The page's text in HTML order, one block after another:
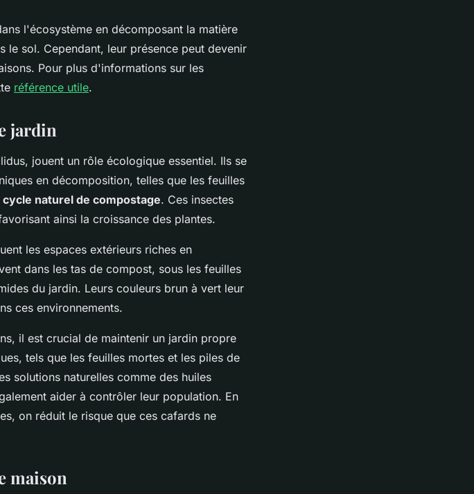
l'écosystème en décomposant la matière
le sol. Cependant, leur présence peut devenir
Pour plus d'informations sur les
référence utile.
jardin
jouent un rôle écologique essentiel. Ils se
en décomposition, telles que les feuilles
cycle naturel de compostage. Ces insectes
ainsi la croissance des plantes.
les espaces extérieurs riches en
dans les tas de compost, sous les feuilles
du jardin. Leurs couleurs brun à vert leur
ces environnements.
il est crucial de maintenir un jardin propre
tels que les feuilles mortes et les piles de
solutions naturelles comme des huiles
aider à contrôler leur population. En
on réduit le risque que ces cafards ne
maison